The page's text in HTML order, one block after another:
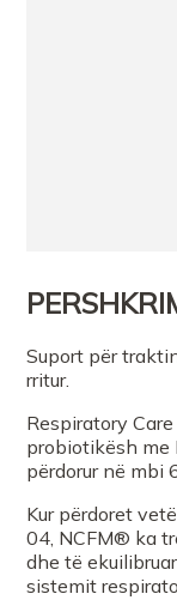
Suport për
rritur.
Respiratory
probiotikësh me
përdorur në mbi
Kur përdoret
04, NCFM® ka
dhe të
sistemit